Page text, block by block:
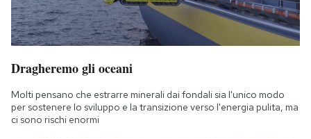
Dragheremo gli oceani
Molti pensano che estrarre minerali dai fondali sia l'unico modo
per sostenere lo sviluppo e la transizione verso l'energia pulita, ma
ci sono rischi enormi